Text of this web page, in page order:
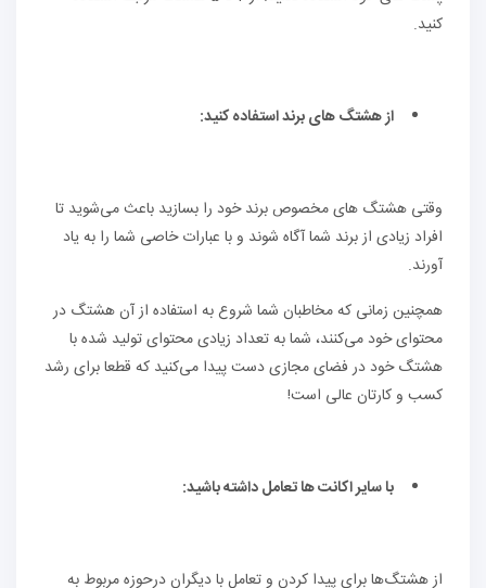
کنید.
از هشتگ های برند استفاده کنید:
وقتی هشتگ های مخصوص برند خود را بسازید باعث می‌شوید تا
افراد زیادی از برند شما آگاه شوند و با عبارات خاصی شما را به یاد
آورند.
همچنین زمانی که مخاطبان شما شروع به استفاده از آن هشتگ در
محتوای خود می‌کنند، شما به تعداد زیادی محتوای تولید شده با
هشتگ خود در فضای مجازی دست پیدا می‌کنید که قطعا برای رشد
کسب و کارتان عالی است!
با سایر اکانت ها تعامل داشته باشید:
از هشتگ‌ها برای پیدا کردن و تعامل با دیگران درحوزه مربوط به